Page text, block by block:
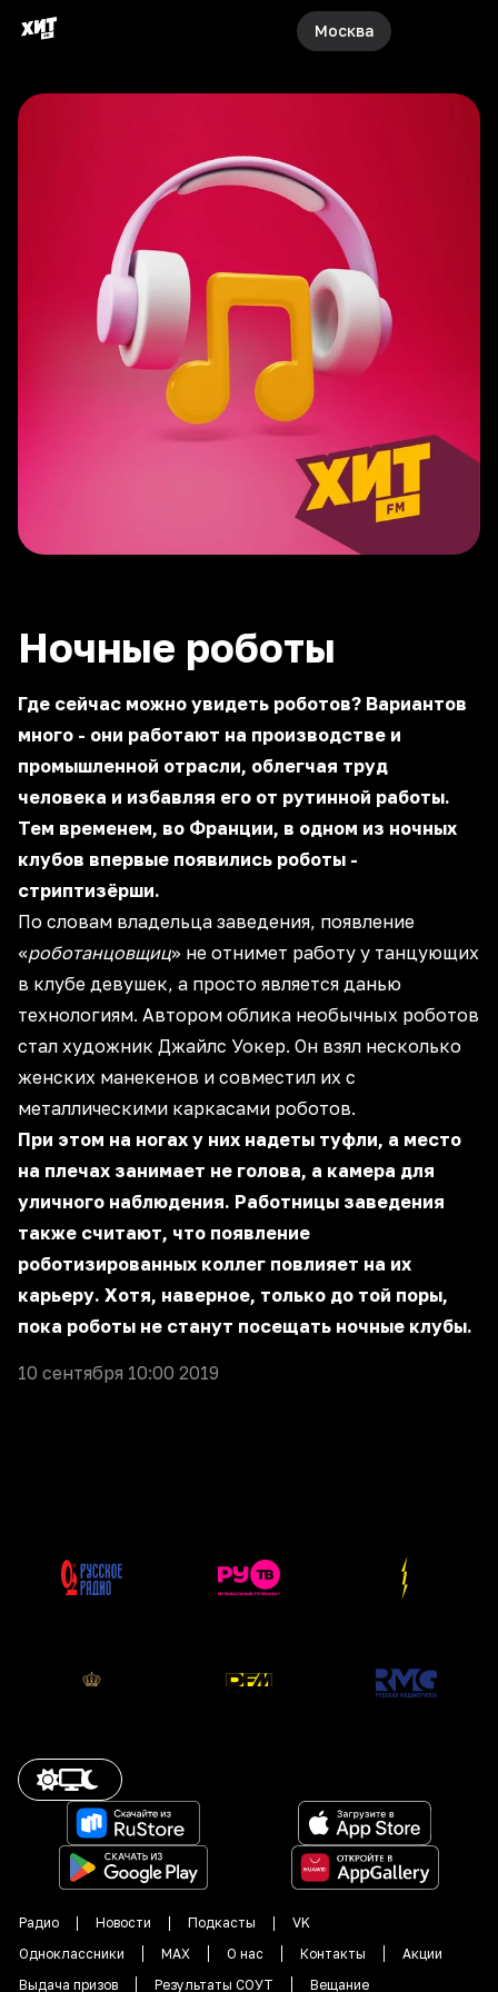
Москва
Ночные роботы
Где сейчас можно увидеть роботов? Вариантов
много - они работают на производстве и
промышленной отрасли, облегчая труд
человека и избавляя его от рутинной работы.
Тем временем, во Франции, в одном из ночных
клубов впервые появились роботы -
стриптизёрши.
По словам владельца заведения, появление
«роботанцовщиц» не отнимет работу у танцующих
в клубе девушек, а просто является данью
технологиям. Автором облика необычных роботов
стал художник Джайлс Уокер. Он взял несколько
женских манекенов и совместил их с
металлическими каркасами роботов.
При этом на ногах у них надеты туфли, а место
на плечах занимает не голова, а камера для
уличного наблюдения. Работницы заведения
также считают, что появление
роботизированных коллег повлияет на их
карьеру. Хотя, наверное, только до той поры,
пока роботы не станут посещать ночные клубы.
10 сентября 10:00 2019
Радио Новости Подкасты
VK
Одноклассники
MAX О нас Контакты
Акции
Выдача призов
Результаты СОУТ Вещание